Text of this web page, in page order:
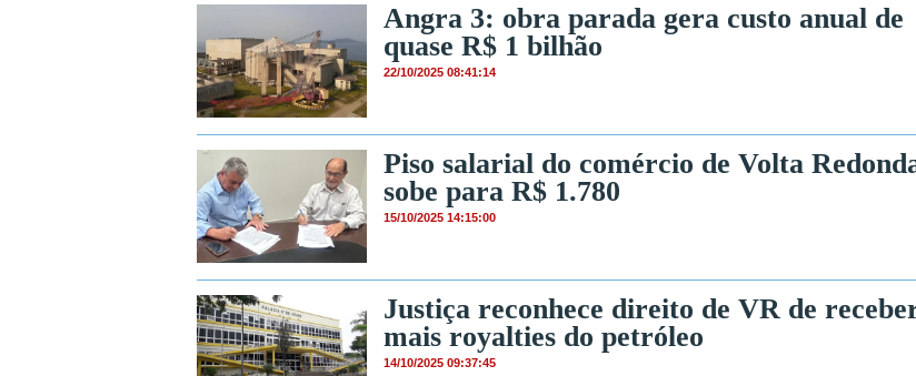
Angra 3: obra parada gera custo anual de
quase R$ 1 bilhão
22/10/2025 08:41:14
Piso salarial do comércio de Volta
sobe para R$ 1.780
15/10/2025 14:15:00
Justiça reconhece direito de VR de
mais royalties do petróleo
14/10/2025 09:37:45